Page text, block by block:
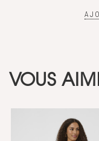
VOUS